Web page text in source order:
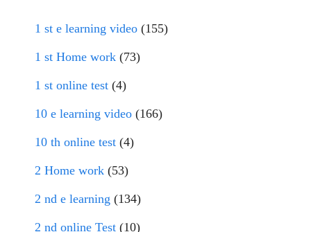
1 st e learning video (155)
1 st Home work (73)
1 st online test (4)
10 e learning video (166)
10 th online test (4)
2 Home work (53)
2 nd e learning (134)
2 nd online Test (10)